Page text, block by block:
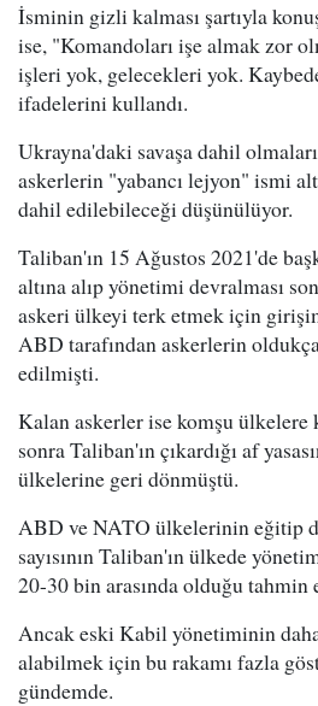
İsminin gizli kalması şartıyla
ise, "Komandoları işe almak zor
işleri yok, gelecekleri yok.
ifadelerini kullandı.
Ukrayna'daki savaşa dahil
askerlerin "yabancı lejyon" ismi
dahil edilebileceği düşünülüyor.
Taliban'ın 15 Ağustos 2021'de
altına alıp yönetimi devralması
askeri ülkeyi terk etmek için
ABD tarafından askerlerin
edilmişti.
Kalan askerler ise komşu ülkelere
sonra Taliban'ın çıkardığı af
ülkelerine geri dönmüştü.
ABD ve NATO ülkelerinin eğitip
sayısının Taliban'ın ülkede
20-30 bin arasında olduğu tahmin
Ancak eski Kabil yönetiminin
alabilmek için bu rakamı fazla
gündemde.